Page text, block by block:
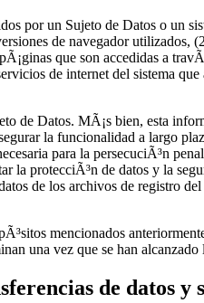
por un Sujeto de Datos o un
de navegador
que son accedidas a
de internet del sistema
de Datos. MÃ¡s bien, esta
la funcionalidad a largo
para la persecuciÃ³n
protecciÃ³n de datos y la
de los archivos de registro
mencionados
una vez que se han
de datos y